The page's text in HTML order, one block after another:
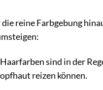
reine Farbgebung
sind in der
reizen können.